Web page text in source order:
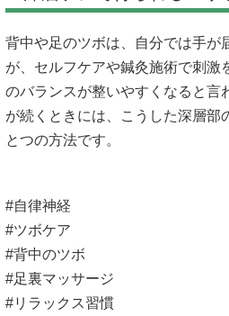
背中や足のツボは、自分では手が
が、セルフケアや鍼灸施術で刺激
のバランスが整いやすくなると言
が続くときには、こうした深層部
とつの方法です。
#自律神経
#ツボケア
#背中のツボ
#足裏マッサージ
#リラックス習慣